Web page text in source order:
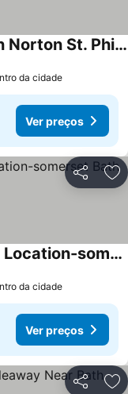
7 Bedroom Accommodation In Norton St. Philip, Near Bath
da cidade
Ver preços
Partilhar
Hidden Garden House-village Location-somerset Bath
da cidade
Ver preços
Partilhar